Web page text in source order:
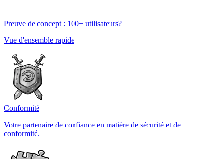
Preuve de concept : 100+ utilisateurs?
Vue d'ensemble rapide
Conformité
Votre partenaire de confiance en matière de sécurité et de
conformité.